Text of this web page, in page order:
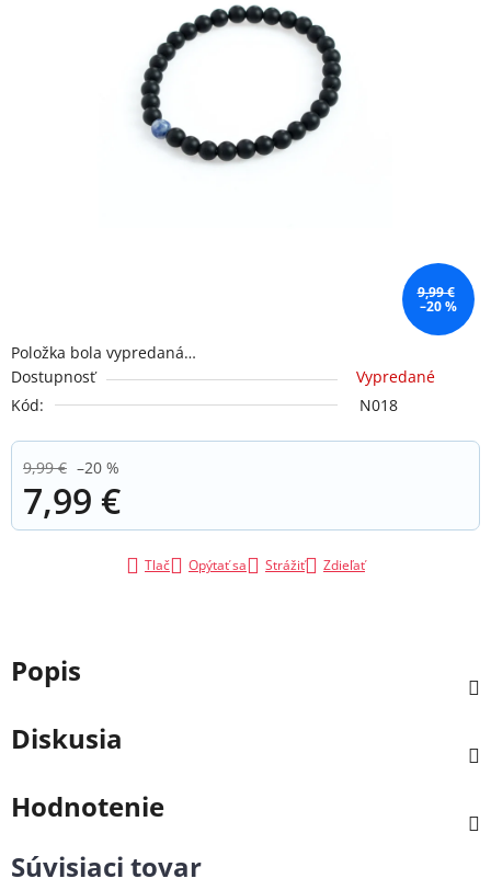
Položka bola vypredaná…
Dostupnosť
Vypredané
Kód:
N018
9,99 € –20 %
7,99 €
Jednotková cena:
Tlač Opýtať sa Strážiť Zdieľať
9,99 €
–20 %
Popis
Diskusia
Hodnotenie
Súvisiaci tovar